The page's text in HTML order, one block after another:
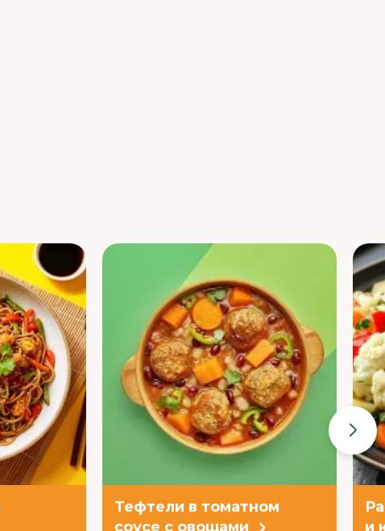
Тефтели в томатном
соусе с овощами
и